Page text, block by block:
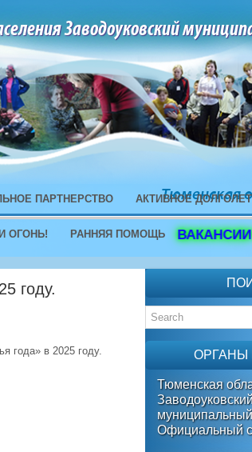
Заводоуковский
Тюменская
ПАРТНЕРСТВО АКТИВНОЕ
ОГОНЬ! РАННЯЯ ПОМОЩЬ
году.
года» в 2025 году.
ОРГАНЫ
Тюменская
муниципальный
Официальный